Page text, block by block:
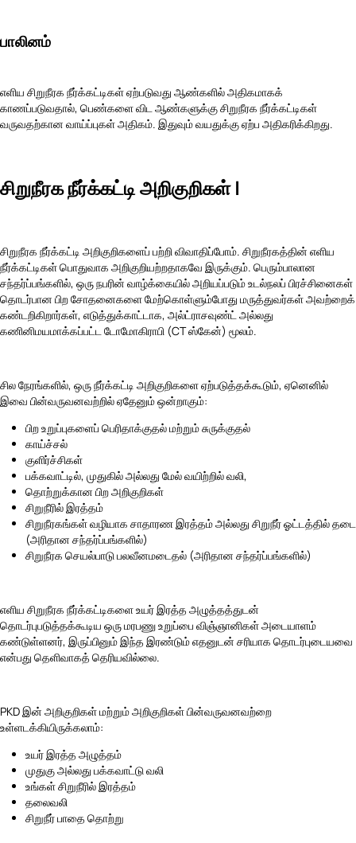
பாலினம்
எளிய சிறுநீரக நீர்க்கட்டிகள் ஏற்படுவது ஆண்களில் அதிகமாகக்
காணப்படுவதால், பெண்களை விட ஆண்களுக்கு சிறுநீரக நீர்க்கட்டிகள்
வருவதற்கான வாய்ப்புகள் அதிகம். இதுவும் வயதுக்கு ஏற்ப அதிகரிக்கிறது.
சிறுநீரக நீர்க்கட்டி அறிகுறிகள் |
சிறுநீரக நீர்க்கட்டி அறிகுறிகளைப் பற்றி விவாதிப்போம். சிறுநீரகத்தின் எளிய
நீர்க்கட்டிகள் பொதுவாக அறிகுறியற்றதாகவே இருக்கும். பெரும்பாலான
சந்தர்ப்பங்களில், ஒரு நபரின் வாழ்க்கையில் அறியப்படும் உடல்நலப் பிரச்சினைகள்
தொடர்பான பிற சோதனைகளை மேற்கொள்ளும்போது மருத்துவர்கள் அவற்றைக்
கண்டறிகிறார்கள், எடுத்துக்காட்டாக, அல்ட்ராசவுண்ட் அல்லது
கணினிமயமாக்கப்பட்ட டோமோகிராபி (CT ஸ்கேன்) மூலம்.
சில நேரங்களில், ஒரு நீர்க்கட்டி அறிகுறிகளை ஏற்படுத்தக்கூடும், ஏனெனில்
இவை பின்வருவனவற்றில் ஏதேனும் ஒன்றாகும்:
பிற உறுப்புகளைப் பெரிதாக்குதல் மற்றும் சுருக்குதல்
காய்ச்சல்
குளிர்ச்சிகள்
பக்கவாட்டில், முதுகில் அல்லது மேல் வயிற்றில் வலி,
தொற்றுக்கான பிற அறிகுறிகள்
சிறுநீரில் இரத்தம்
சிறுநீரகங்கள் வழியாக சாதாரண இரத்தம் அல்லது சிறுநீர் ஓட்டத்தில் தடை
(அரிதான சந்தர்ப்பங்களில்)
சிறுநீரக செயல்பாடு பலவீனமடைதல் (அரிதான சந்தர்ப்பங்களில்)
எளிய சிறுநீரக நீர்க்கட்டிகளை உயர் இரத்த அழுத்தத்துடன்
தொடர்புபடுத்தக்கூடிய ஒரு மரபணு உறுப்பை விஞ்ஞானிகள் அடையாளம்
கண்டுள்ளனர், இருப்பினும் இந்த இரண்டும் எதனுடன் சரியாக தொடர்புடையவை
என்பது தெளிவாகத் தெரியவில்லை.
PKD இன் அறிகுறிகள் மற்றும் அறிகுறிகள் பின்வருவனவற்றை
உள்ளடக்கியிருக்கலாம்:
உயர் இரத்த அழுத்தம்
முதுகு அல்லது பக்கவாட்டு வலி
உங்கள் சிறுநீரில் இரத்தம்
தலைவலி
சிறுநீர் பாதை தொற்று